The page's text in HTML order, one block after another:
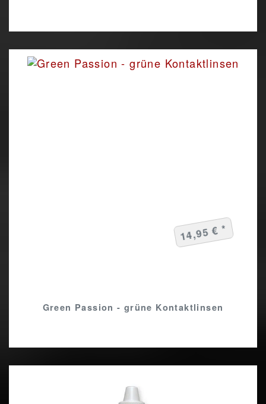
Green Passion - grüne Kontaktlinsen
14,95 € *